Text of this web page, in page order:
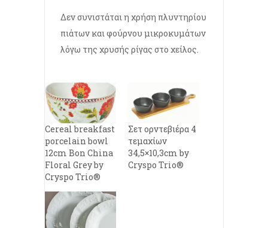
Δεν συνιστάται η χρήση πλυντηρίου
πιάτων και φούρνου μικροκυμάτων
λόγω της χρυσής ρίγας στο χείλος.
Cereal breakfast
porcelain bowl
12cm Bon China
Floral Grey by
Cryspo Trio®
Σετ ορντεβιέρα 4
τεμαχίων
34,5×10,3cm by
Cryspo Trio®